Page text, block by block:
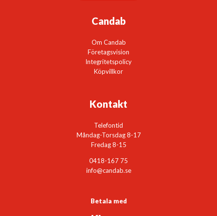
Candab
Om Candab
Företagsvision
Integritetspolicy
Köpvillkor
Kontakt
Telefontid
Måndag-Torsdag 8-17
Fredag 8-15
0418-167 75
info@candab.se
Betala med